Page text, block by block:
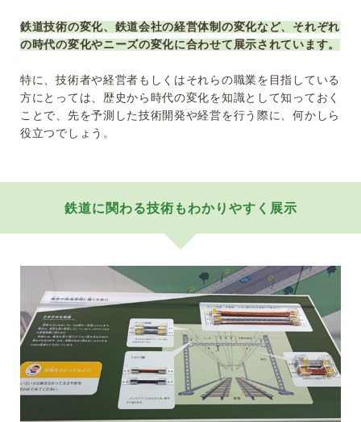
鉄道技術の変化、鉄道会社の経営体制の変化など、それぞれ
の時代の変化やニーズの変化に合わせて展示されています。
特に、技術者や経営者もしくはそれらの職業を目指している
方にとっては、歴史から時代の変化を知識として知っておく
ことで、先を予測した技術開発や経営を行う際に、何かしら
役立つでしょう。
鉄道に関わる技術もわかりやすく展示